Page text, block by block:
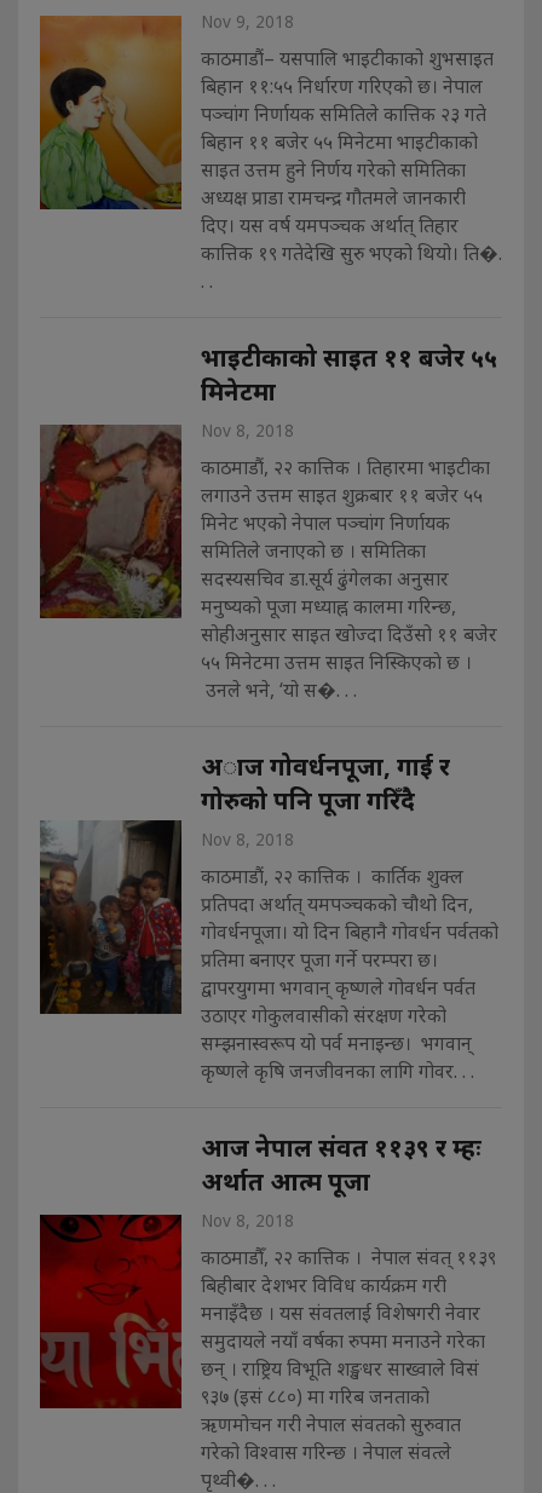
Nov 9, 2018
काठमाडौं– यसपालि भाइटीकाको शुभसाइत
बिहान ११:५५ निर्धारण गरिएको छ। नेपाल
पञ्चांग निर्णायक समितिले कात्तिक २३ गते
बिहान ११ बजेर ५५ मिनेटमा भाइटीकाको
साइत उत्तम हुने निर्णय गरेको समितिका
अध्यक्ष प्राडा रामचन्द्र गौतमले जानकारी
दिए। यस वर्ष यमपञ्चक अर्थात् तिहार
कात्तिक १९ गतेदेखि सुरु भएको थियो। ति�.
. .
भाइटीकाको साइत ११ बजेर ५५
मिनेटमा
Nov 8, 2018
काठमाडौं, २२ कात्तिक । तिहारमा भाइटीका
लगाउने उत्तम साइत शुक्रबार ११ बजेर ५५
मिनेट भएको नेपाल पञ्चांग निर्णायक
समितिले जनाएको छ । समितिका
सदस्यसचिव डा.सूर्य ढुंगेलका अनुसार
मनुष्यको पूजा मध्याह्न कालमा गरिन्छ,
सोहीअनुसार साइत खोज्दा दिउँसो ११ बजेर
५५ मिनेटमा उत्तम साइत निस्किएकाे छ ।
उनले भने, ‘यो स�. . .
अाज गोवर्धनपूजा, गाई र
गोरुको पनि पूजा गरिँदै
Nov 8, 2018
काठमाडौं, २२ कात्तिक । कार्तिक शुक्ल
प्रतिपदा अर्थात् यमपञ्चकको चौथो दिन,
गोवर्धनपूजा। यो दिन बिहानै गोवर्धन पर्वतको
प्रतिमा बनाएर पूजा गर्ने परम्परा छ।
द्वापरयुगमा भगवान् कृष्णले गोवर्धन पर्वत
उठाएर गोकुलवासीको संरक्षण गरेको
सम्झनास्वरूप यो पर्व मनाइन्छ। भगवान्
कृष्णले कृषि जनजीवनका लागि गोवर. . .
आज नेपाल संवत ११३९ र म्हः
अर्थात आत्म पूजा
Nov 8, 2018
काठमाडौँ, २२ कात्तिक । नेपाल संवत् ११३९
बिहीबार देशभर विविध कार्यक्रम गरी
मनाइँदैछ । यस संवतलाई विशेषगरी नेवार
समुदायले नयाँ वर्षका रुपमा मनाउने गरेका
छन् । राष्ट्रिय विभूति शङ्खधर साख्वाले विसं
९३७ (इसं ८८०) मा गरिब जनताको
ऋणमोचन गरी नेपाल संवतको सुरुवात
गरेको विश्वास गरिन्छ । नेपाल संवत्ले
पृथ्वी�. . .